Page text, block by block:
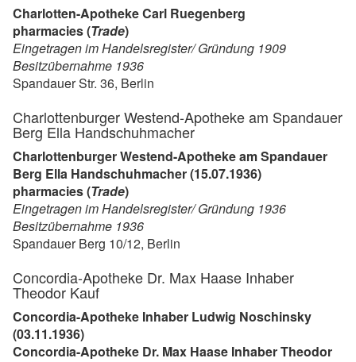
Charlotten-Apotheke Carl Ruegenberg
pharmacies (Trade)
Eingetragen im Handelsregister/ Gründung 1909
Besitzübernahme 1936
Spandauer Str. 36, Berlin
Charlottenburger Westend-Apotheke am Spandauer
Berg Ella Handschuhmacher
Charlottenburger Westend-Apotheke am Spandauer
Berg Ella Handschuhmacher (15.07.1936)
pharmacies (Trade)
Eingetragen im Handelsregister/ Gründung 1936
Besitzübernahme 1936
Spandauer Berg 10/12, Berlin
Concordia-Apotheke Dr. Max Haase Inhaber
Theodor Kauf
Concordia-Apotheke Inhaber Ludwig Noschinsky
(03.11.1936)
Concordia-Apotheke Dr. Max Haase Inhaber Theodor